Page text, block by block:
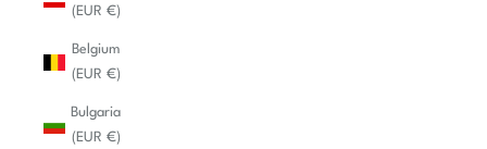
(EUR €)
Belgium
(EUR €)
Bulgaria
(EUR €)